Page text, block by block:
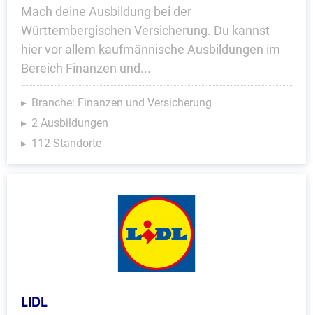
Mach deine Ausbildung bei der
Württembergischen Versicherung. Du kannst
hier vor allem kaufmännische Ausbildungen im
Bereich Finanzen und...
Branche: Finanzen und Versicherung
2 Ausbildungen
112 Standorte
LIDL